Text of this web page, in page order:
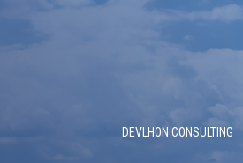
DEVLHON CONSULTING